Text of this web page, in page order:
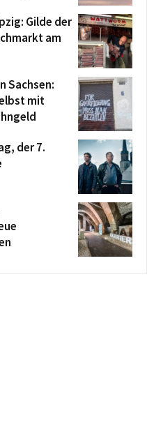
Gilde der
am
Sachsen:
mit
der 7.